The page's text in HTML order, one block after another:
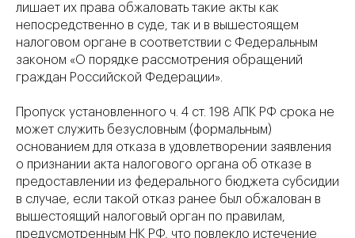
лишает их права обжаловать такие акты как
непосредственно в суде, так и в вышестоящем
налоговом органе в соответствии с Федеральным
законом «О порядке рассмотрения обращений
граждан Российской Федерации».
Пропуск установленного ч. 4 ст. 198 АПК РФ срока не
может служить безусловным (формальным)
основанием для отказа в удовлетворении заявления
о признании акта налогового органа об отказе в
предоставлении из федерального бюджета субсидии
в случае, если такой отказ ранее был обжалован в
вышестоящий налоговый орган по правилам,
предусмотренным НК РФ, что повлекло истечение